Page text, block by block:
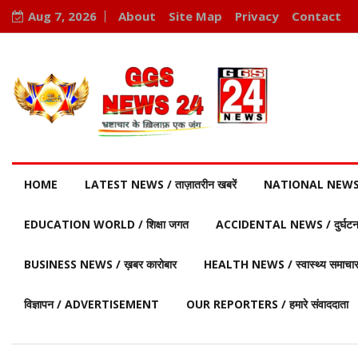
Aug 7, 2026 About Site Map Privacy Contact
HOME LATEST NEWS / ताज़ातरीन खबरें NATIONAL NEWS
EDUCATION WORLD / शिक्षा जगत ACCIDENTAL NEWS /
BUSINESS NEWS / ख़बर कारोबार HEALTH NEWS / स्वास्थ्य समाचार
विज्ञापन / ADVERTISEMENT OUR REPORTERS / हमारे संवाददाता